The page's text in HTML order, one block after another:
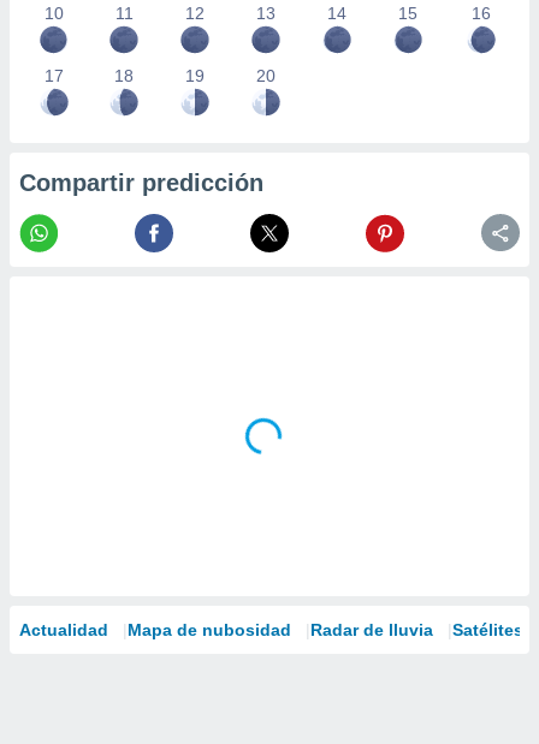
10 11 12 13 14 15 16
17 18 19 20
Compartir predicción
Actualidad Mapa de nubosidad Radar de lluvia Satélites